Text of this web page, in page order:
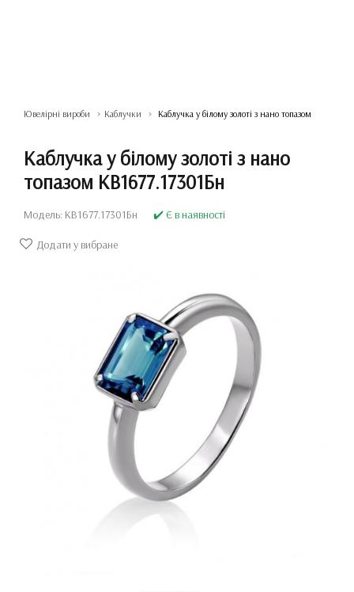
Ювелірні вироби Каблучки Каблучка у білому золоті з нано топазом
Каблучка у білому золоті з нано
топазом КВ1677.17301Бн
Модель: КВ1677.17301Бн ✔️ Є в наявності
Додати у вибране